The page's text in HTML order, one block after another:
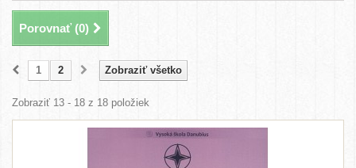
Porovnať (0)
Zobraziť všetko
1 2
Zobraziť 13 - 18 z 18 položiek